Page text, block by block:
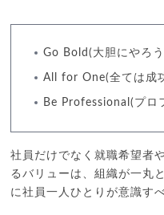
Go Bold(大胆にやろ
All for One(全ては成
Be Professional(プロ
社員だけでなく就職希望者
るバリューは、組織が一丸
に社員一人ひとりが意識す